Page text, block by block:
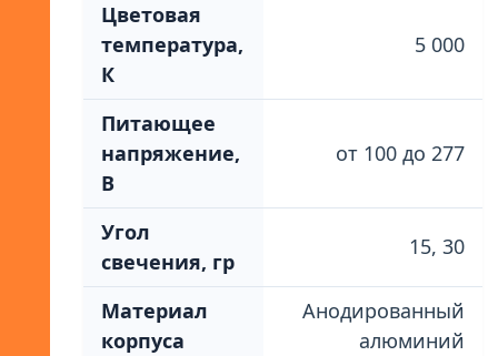
Цветовая
температура,
К
5 000
Питающее
напряжение,
В
от 100 до 277
Угол
свечения, гр
15, 30
Материал
корпуса
Анодированный
алюминий